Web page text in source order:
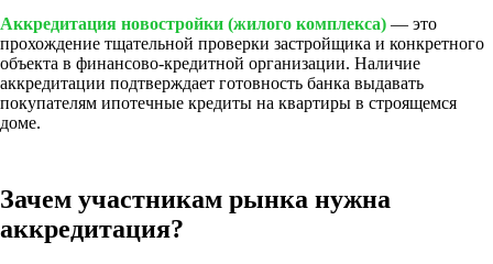
Аккредитация новостройки (жилого комплекса) — это
прохождение тщательной проверки застройщика и конкретного
объекта в финансово-кредитной организации. Наличие
аккредитации подтверждает готовность банка выдавать
покупателям ипотечные кредиты на квартиры в строящемся
доме.
Зачем участникам рынка нужна
аккредитация?